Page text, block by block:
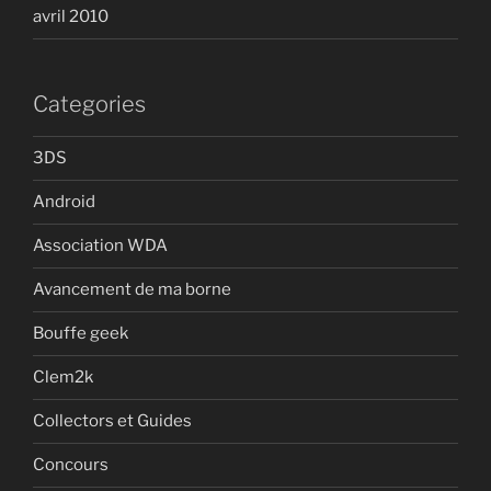
avril 2010
Categories
3DS
Android
Association WDA
Avancement de ma borne
Bouffe geek
Clem2k
Collectors et Guides
Concours